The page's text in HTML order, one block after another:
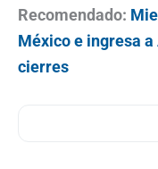
Recomendado:
México e ingresa
cierres